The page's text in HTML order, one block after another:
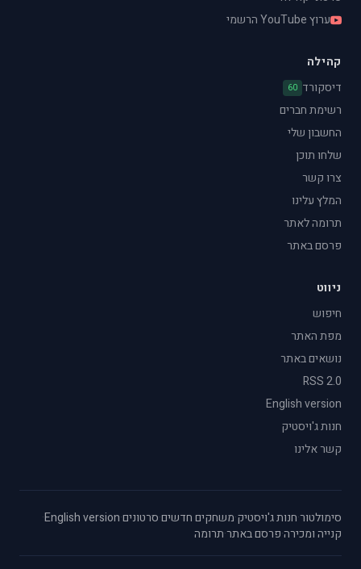
ערוץ YouTube הרשמי
קהילה
דיסקורד 60
רשימת חברים
החשבון שלי
שלחו תוכן
צרו קשר
המלץ עלינו
תרומה לאתר
פרסם באתר
ניווט
חיפוש
מפת האתר
נושאים באתר
RSS 2.0
English version
חנות ג'ויסטיק
קשר אלינו
סימולטור·חנות ג'ויסטיק·משחקים חדשים·סרטונים·
English version
·
קנייה ומכירה·פרסם באתר·תרומה